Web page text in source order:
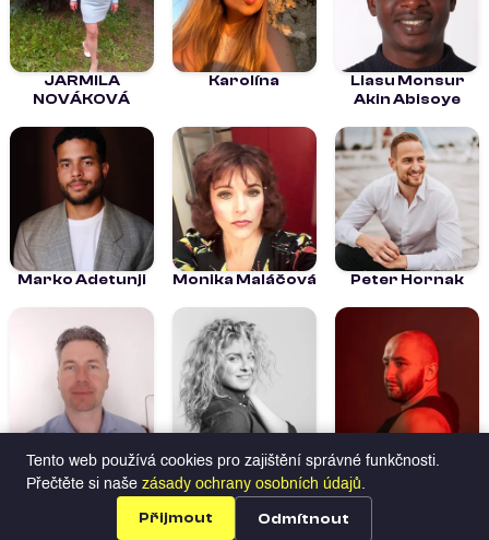
JARMILA
NOVÁKOVÁ
Karolína
Liasu Monsur
Akin Abisoye
Marko Adetunji Monika Maláčová Peter Hornak
ŠKARDA DAVID Vendula Fialová Adam Pavlačka
Herci na Profilio Hledat talenty
Všechny
Tento web používá cookies pro zajištění správné funkčnosti.
Přečtěte si naše zásady ochrany osobních údajů.
Přijmout Odmítnout